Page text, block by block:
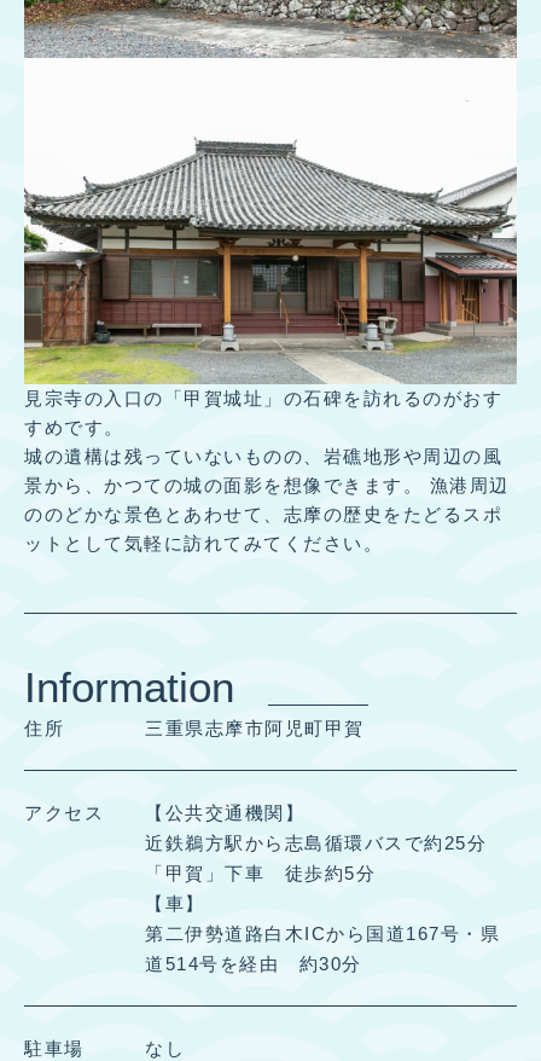
見宗寺の入口の「甲賀城址」の石碑を訪れるのがおす
すめです。
城の遺構は残っていないものの、岩礁地形や周辺の風
景から、かつての城の面影を想像できます。 漁港周辺
ののどかな景色とあわせて、志摩の歴史をたどるスポ
ットとして気軽に訪れてみてください。
Information
住所 三重県志摩市阿児町甲賀
アクセス
【公共交通機関】
近鉄鵜方駅から志島循環バスで約25分
「甲賀」下車 徒歩約5分
【車】
第二伊勢道路白木ICから国道167号・県
道514号を経由 約30分
駐車場 なし